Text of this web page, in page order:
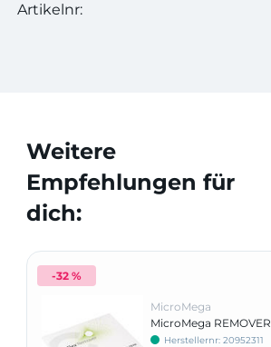
Artikelnr:
Weitere
Empfehlungen für
dich:
-32 %
MicroMega
MicroMega REMOVER
Herstellernr: 20952311